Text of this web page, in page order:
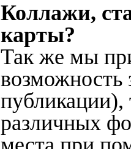
Коллажи,
карты?
Так же мы
возможность
публикации),
различных